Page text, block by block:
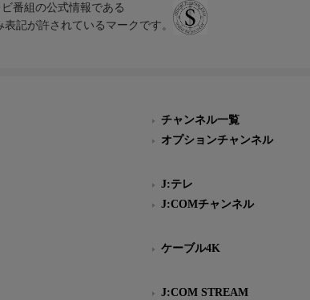
番組の公式情報である
記が許されているマークです。
チャンネル一覧
オプションチャンネル
J:テレ
J:COMチャンネル
ケーブル4K
J:COM STREAM